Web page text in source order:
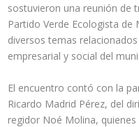
sostuvieron una reunión de
Partido Verde Ecologista
diversos temas
empresarial y social del
El encuentro contó con la
Ricardo Madrid Pérez, del
regidor Noé Molina,